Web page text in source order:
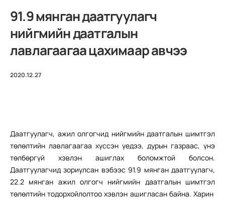
91.9 мянган даатгуулагч
нийгмийн даатгалын
лавлагаагаа цахимаар авчээ
2020.12.27
Даатгуулагч, ажил олгогчид нийгмийн даатгалын шимтгэл
төлөлтийн лавлагаагаа хүссэн үедээ, дурын газраас, үнэ
төлбөргүй хэвлэн ашиглах боломжтой болсон.
Даатгуулагчид зориулсан вэбээс 91.9 мянган даатгуулагч,
22.2 мянган ажил олгогч нийгмийн даатгалын шимтгэл
төлөлтийн тодорхойлолтоо хэвлэн ашигласан байна. Харин